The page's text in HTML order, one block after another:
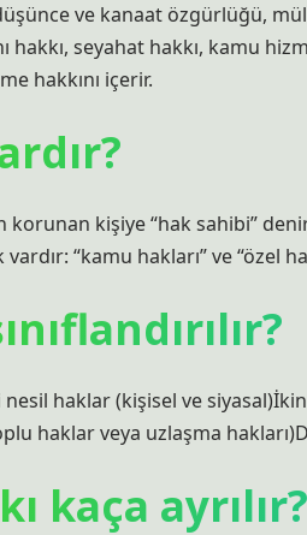
ve kanaat özgürlüğü,
hakkı, seyahat hakkı, kamu
hakkını içerir.
kişiye “hak sahibi”
“kamu hakları” ve “özel
nesil haklar (kişisel ve
haklar veya uzlaşma
kaça ayrılır?